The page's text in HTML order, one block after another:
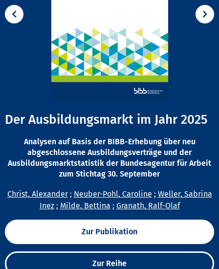
Der Ausbildungsmarkt im Jahr 2025
Analysen auf Basis der BIBB-Erhebung über neu
abgeschlossene Ausbildungsverträge und der
Ausbildungsmarktstatistik der Bundesagentur für Arbeit
zum Stichtag 30. September
Christ, Alexander; Neuber-Pohl, Caroline ; Weller, Sabrina
Inez; Milde, Bettina ; Granath, Ralf-Olaf
Zur Publikation
Zur Reihe